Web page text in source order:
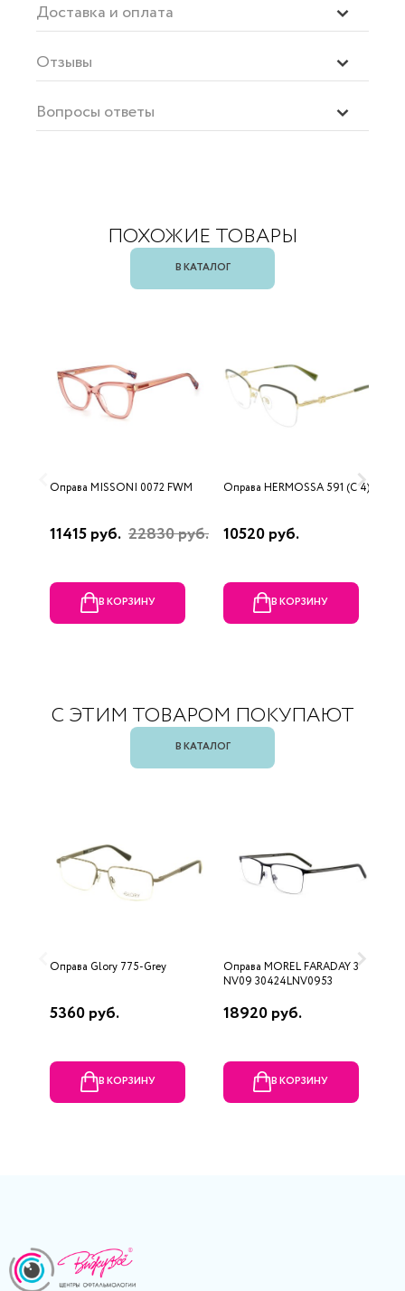
Доставка и оплата
Отзывы
Вопросы ответы
ПОХОЖИЕ ТОВАРЫ
В КАТАЛОГ
Оправа MISSONI 0072 FWM
11415 руб. 22830 руб.
В КОРЗИНУ
Оправа HERMOSSA 591 (C 4)
10520 руб.
В КОРЗИНУ
С ЭТИМ ТОВАРОМ ПОКУПАЮТ
В КАТАЛОГ
Оправа Glory 775-Grey
5360 руб.
В КОРЗИНУ
Оправа MOREL FARADAY 3
NV09 30424LNV0953
18920 руб.
В КОРЗИНУ